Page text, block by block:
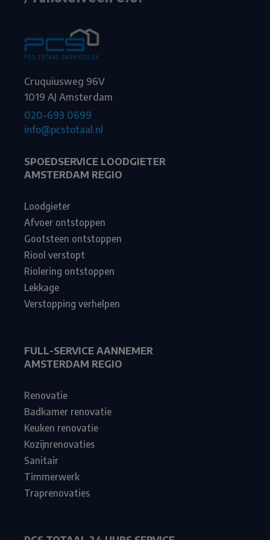
Cruquiusweg 96V
1019 AJ Amsterdam
020-693 0699
info@pcstotaal.nl
SPOEDSERVICE LOODGIETER
AMSTERDAM REGIO
Loodgieter
Afvoer ontstoppen
Gootsteen ontstoppen
Riool verstopt
Riolering ontstoppen
Lekkage
Verstopping verhelpen
FULL-SERVICE AANNEMER
AMSTERDAM REGIO
Renovatie
Badkamer renovatie
Keuken renovatie
Kozijnrenovaties
Sanitair
Timmerwerk
Traprenovaties